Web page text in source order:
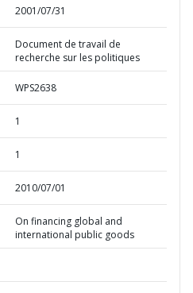
2001/07/31
Document de travail de
recherche sur les politiques
WPS2638
1
1
2010/07/01
On financing global and
international public goods